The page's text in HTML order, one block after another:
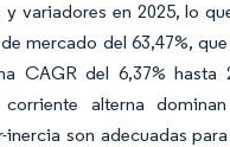
variadores en 2025, lo
mercado del 63,47%,
CAGR del 6,37% hasta
alterna
inercia son adecuadas